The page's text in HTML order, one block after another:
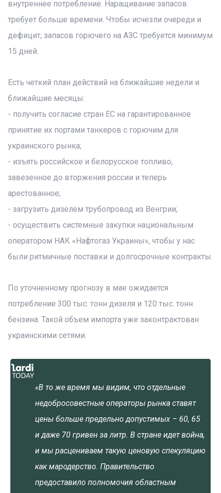
внутреннее потребление. Наращивание запасов
требует больше времени. Чтобы исчезли очереди и
дефицит, запасов горючего на АЗС требуется минимум
15 дней.
Есть четкий план действий на ближайшие недели и
ближайшие месяцы:
- получить согласие стран ЕС на гарантированное
принятие их портами танкеров с горючим для
украинского рынка;
- изъять российское и белорусское топливо,
завезенное до вторжения россии и теперь
арестованное;
- загрузить дизелем трубопровод из Венгрии;
- осуществить системные закупки национальным
оператором НАК «Нафтогаз Украины», чтобы у нас
были ритмичные поставки и долгосрочные контракты.
По уточненному прогнозу в мае ожидается
потребление 300 тыс. тонн дизеля и 120 тыс. тонн
бензина. Такой объем импорта уже законтрактован
украинскими сетями.
«В то же время мы видим, что отдельные
недобросовестные операторы рынка ставят
цены больше предельно допустимых – 60, 65
и даже 70 гривен за литр. В стране идет война,
и мы расцениваем такую ​​ценовую спекуляцию
как мародерство. Правительство
предоставило полномочия областным